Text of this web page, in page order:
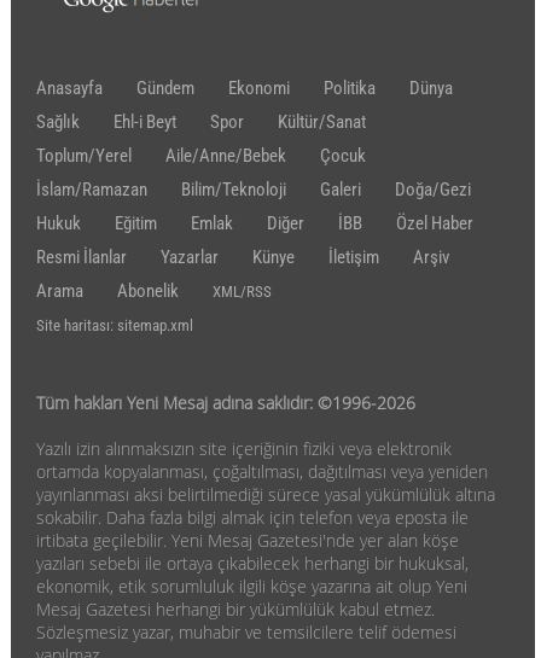
Anasayfa Gündem Ekonomi Politika
Dünya
Sağlık
Ehl-i Beyt Spor
Kültür/Sanat
Toplum/Yerel
Aile/Anne/Bebek
Çocuk
İslam/Ramazan
Bilim/Teknoloji Galeri
Doğa/Gezi
Hukuk
Eğitim Emlak Diğer İBB
Özel Haber
Resmi İlanlar
Yazarlar Künye İletişim
Arşiv
Arama
Abonelik
XML/RSS
Site haritası: sitemap.xml
Tüm hakları Yeni Mesaj adına saklıdır: ©1996-2026
Yazılı izin alınmaksızın site içeriğinin fiziki veya elektronik
ortamda kopyalanması, çoğaltılması, dağıtılması veya yeniden
yayınlanması aksi belirtilmediği sürece yasal yükümlülük altına
sokabilir. Daha fazla bilgi almak için telefon veya eposta ile
irtibata geçilebilir. Yeni Mesaj Gazetesi'nde yer alan köşe
yazıları sebebi ile ortaya çıkabilecek herhangi bir hukuksal,
ekonomik, etik sorumluluk ilgili köşe yazarına ait olup Yeni
Mesaj Gazetesi herhangi bir yükümlülük kabul etmez.
Sözleşmesiz yazar, muhabir ve temsilcilere telif ödemesi